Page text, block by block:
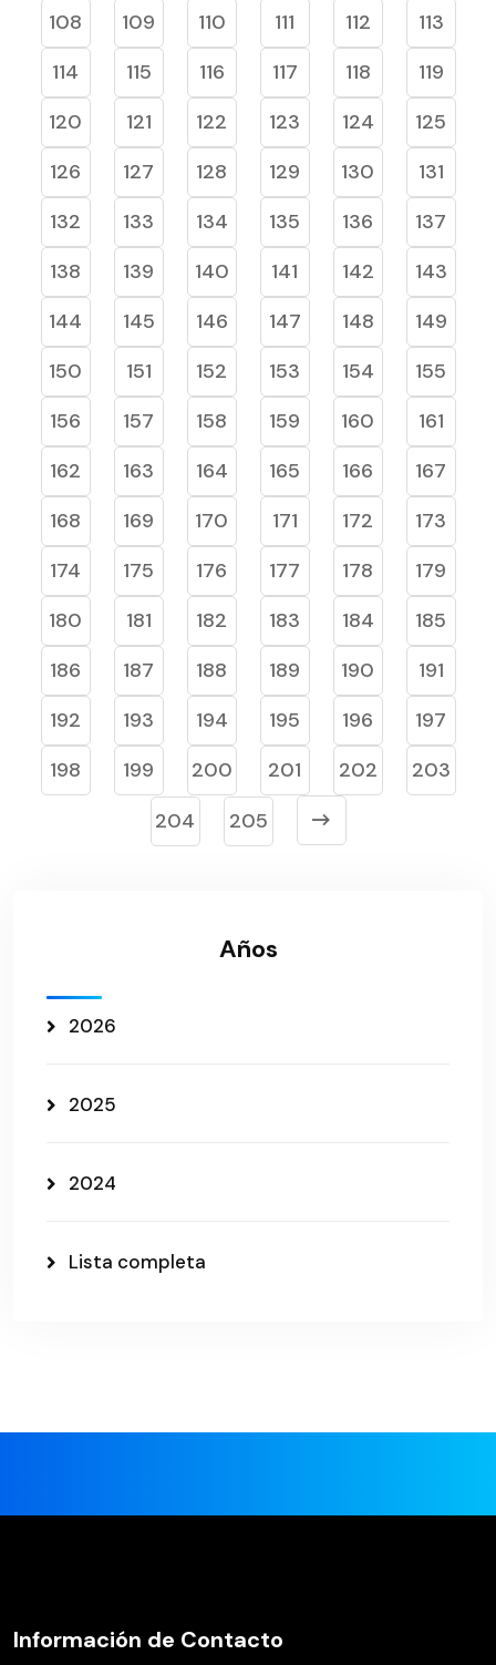
108
109 110 111 112
113
114
115 116 117 118
119
120
121 122 123 124
125
126
127 128 129 130
131
132
133 134 135 136
137
138
139 140 141 142
143
144
145 146 147 148
149
150
151 152 153 154
155
156
157 158 159 160
161
162
163 164 165 166
167
168
169 170 171 172
173
174
175 176 177 178
179
180
181 182 183 184
185
186
187 188 189 190
191
192
193 194 195 196
197
198
199 200 201 202
203
204
205
Años
2026
2025
2024
Lista completa
Información de Contacto